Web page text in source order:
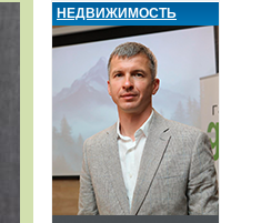
НЕДВИЖИМОСТЬ